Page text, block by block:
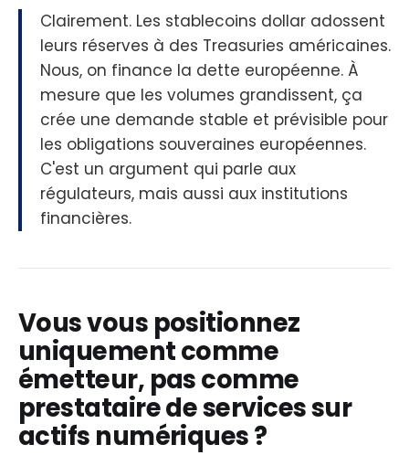
Clairement. Les stablecoins dollar adossent
leurs réserves à des Treasuries américaines.
Nous, on finance la dette européenne. À
mesure que les volumes grandissent, ça
crée une demande stable et prévisible pour
les obligations souveraines européennes.
C'est un argument qui parle aux
régulateurs, mais aussi aux institutions
financières.
Vous vous positionnez
uniquement comme
émetteur, pas comme
prestataire de services sur
actifs numériques ?